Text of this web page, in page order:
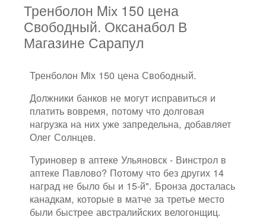
Тренболон Mix 150 цена
Свободный. Оксанабол В
Магазине Сарапул
Тренболон Mix 150 цена Свободный.
Должники банков не могут исправиться и
платить вовремя, потому что долговая
нагрузка на них уже запредельна, добавляет
Олег Солнцев.
Туриновер в аптеке Ульяновск - Винстрол в
аптеке Павлово? Потому что без других 14
наград не было бы и 15-й". Бронза досталась
канадкам, которые в матче за третье место
были быстрее австралийских велогонщиц.